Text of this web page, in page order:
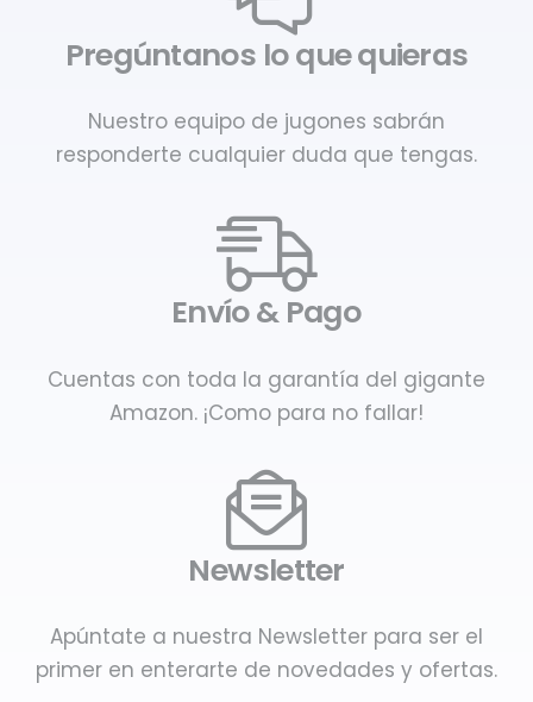
Pregúntanos lo que quieras
Nuestro equipo de jugones sabrán
responderte cualquier duda que tengas.
Envío & Pago
Cuentas con toda la garantía del gigante
Amazon. ¡Como para no fallar!
Newsletter
Apúntate a nuestra Newsletter para ser el
primer en enterarte de novedades y ofertas.